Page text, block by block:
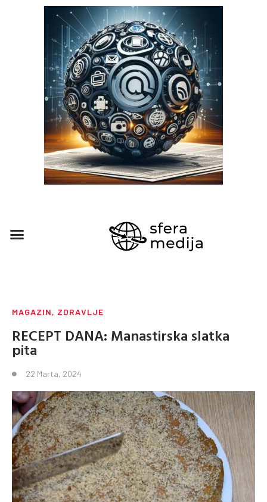
MAGAZIN, ZDRAVLJE
RECEPT DANA: Manastirska slatka
pita
22 Marta, 2024